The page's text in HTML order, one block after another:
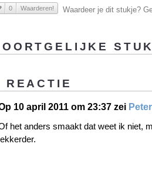
0 Waarderen! Waardeer je dit stukje?
REACTIE
10 april 2011 om 23:37 zei Peter
het anders smaakt dat weet ik niet,